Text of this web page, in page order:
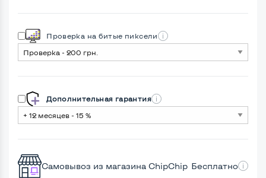
Проверка на битые пиксели
Дополнительная гарантия
Самовывоз из магазина ChipChip Бесплатно